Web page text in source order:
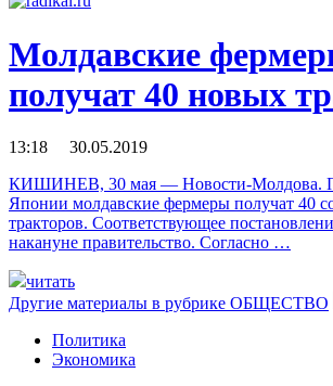
Молдавские
получат 40 новых
13:18 30.05.2019
КИШИНЕВ, 30 мая — Новости-Молдова.
Японии молдавские фермеры получат 40
тракторов. Соответствующее
накануне правительство. Согласно …
читать
Другие материалы в рубрике ОБЩЕСТВО
Политика
Экономика